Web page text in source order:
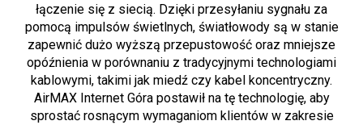
łączenie się z siecią. Dzięki przesyłaniu sygnału za
pomocą impulsów świetlnych, światłowody są w stanie
zapewnić dużo wyższą przepustowość oraz mniejsze
opóźnienia w porównaniu z tradycyjnymi technologiami
kablowymi, takimi jak miedź czy kabel koncentryczny.
AirMAX Internet Góra postawił na tę technologię, aby
sprostać rosnącym wymaganiom klientów w zakresie